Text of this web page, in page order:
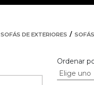
SOFÁS DE EXTERIORES
Ordenar